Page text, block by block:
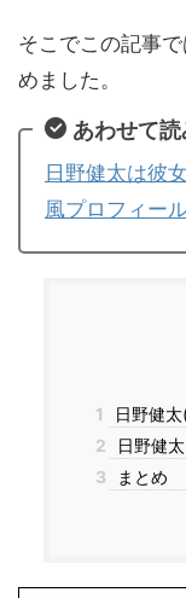
そこでこの記事
めました。
あわせて
日野健太は彼
風プロフィー
1
日野健
2
日野健
3
まとめ